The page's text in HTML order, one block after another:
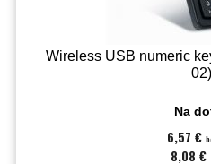
Wireless USB numeric
02)
Na
6,57 €
8,08 €